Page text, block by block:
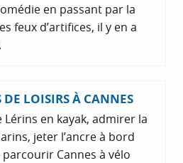
en passant par la
feux d’artifices, il y en a
DE LOISIRS À CANNES
en kayak, admirer la
jeter l’ancre à bord
Cannes à vélo